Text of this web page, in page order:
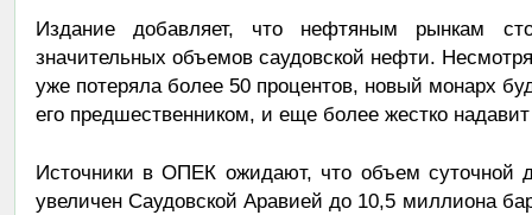
Издание добавляет, что нефтяным рынкам
значительных объемов саудовской нефти.
уже потеряла более 50 процентов, новый монарх
его предшественником, и еще более жестко
Источники в ОПЕК ожидают, что объем суточной
увеличен Саудовской Аравией до 10,5 миллиона